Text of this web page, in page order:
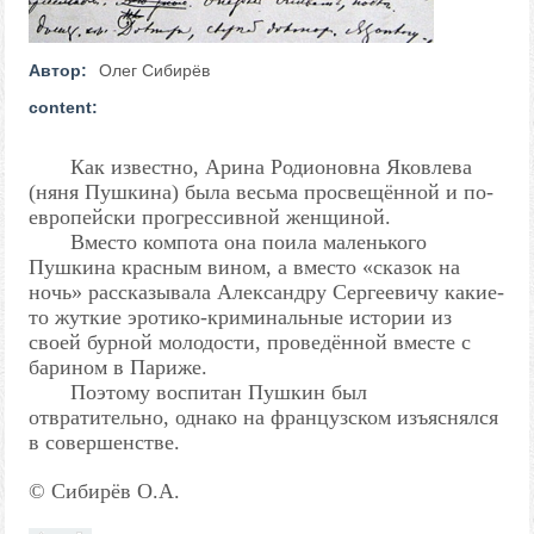
Автор:
Олег Сибирёв
content:
Как известно, Арина Родионовна Яковлева
(няня Пушкина) была весьма просвещённой и по-
европейски прогрессивной женщиной.
Вместо компота она поила маленького
Пушкина красным вином, а вместо «сказок на
ночь» рассказывала Александру Сергеевичу какие-
то жуткие эротико-криминальные истории из
своей бурной молодости, проведённой вместе с
барином в Париже.
Поэтому воспитан Пушкин был
отвратительно, однако на французском изъяснялся
в совершенстве.
© Сибирёв О.А.